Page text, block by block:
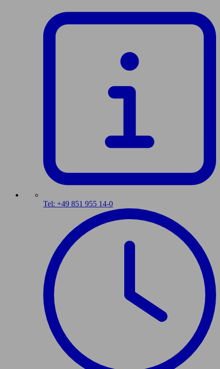
Tel: +49 851 955 14-0